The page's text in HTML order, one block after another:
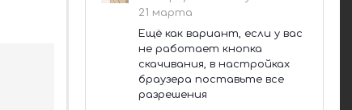
21 марта
Ещё как вариант, если у вас
не работает кнопка
скачивания, в настройках
браузера поставьте все
разрешения